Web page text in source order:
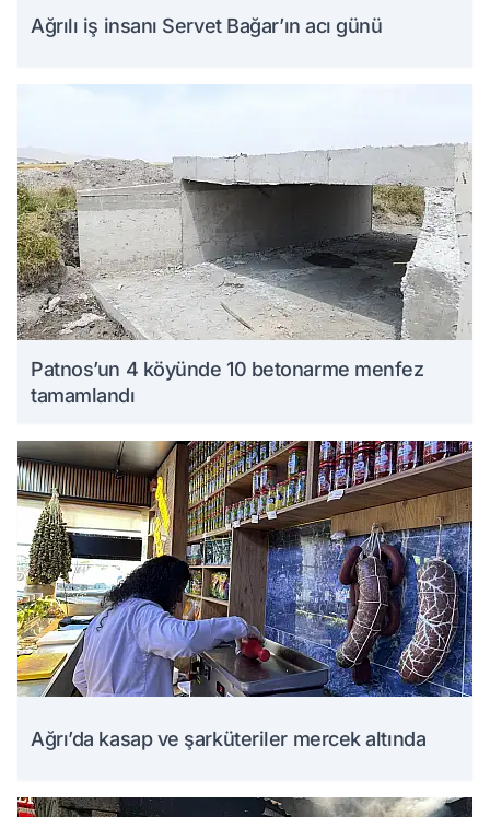
Ağrılı iş insanı Servet Bağar’ın acı günü
Patnos’un 4 köyünde 10 betonarme menfez
tamamlandı
Ağrı’da kasap ve şarküteriler mercek altında